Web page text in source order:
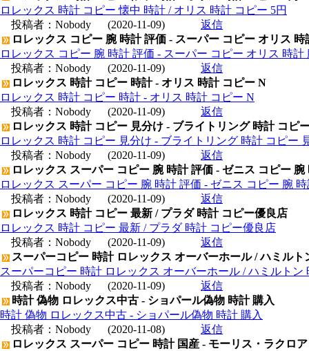
ロレックス 時計 コピー 懐中 時計 / オリス 時計 コピー 5円
投稿者： Nobody (2020-11-09)
返信
ロレックス コピー 腕 時計 評価 - スーパー コピー オリス 時
ロレックス コピー 腕 時計 評価 - スーパー コピー オリス 時計
投稿者： Nobody (2020-11-09)
返信
ロレックス 時計 コピー 時計 - オリス 時計 コピー N
ロレックス 時計 コピー 時計 - オリス 時計 コピー N
投稿者： Nobody (2020-11-09)
返信
ロレックス 時計 コピー 見分け - ブライトリング 時計 コピ
ロレックス 時計 コピー 見分け - ブライトリング 時計 コピー
投稿者： Nobody (2020-11-09)
返信
ロレックス スーパー コピー 腕 時計 評価 - ゼニス コピー 腕
ロレックス スーパー コピー 腕 時計 評価 - ゼニス コピー 腕
投稿者： Nobody (2020-11-09)
返信
ロレックス 時計 コピー 最新 / プラダ 時計 コピー優良店
ロレックス 時計 コピー 最新 / プラダ 時計 コピー優良店
投稿者： Nobody (2020-11-09)
返信
スーパーコピー 時計 ロレックス オーバーホール / ハミル
スーパーコピー 時計 ロレックス オーバーホール / ハミルトン
投稿者： Nobody (2020-11-09)
返信
時計 偽物 ロレックス中古 - ショパール偽物 時計 購入
時計 偽物 ロレックス中古 - ショパール偽物 時計 購入
投稿者： Nobody (2020-11-08)
返信
ロレックス スーパー コピー 時計 国産 - モーリス・ラクロ